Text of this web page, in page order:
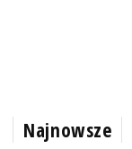
Najnowsze